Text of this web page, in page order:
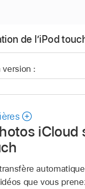
de l’iPod
version :
iCloud
que vous